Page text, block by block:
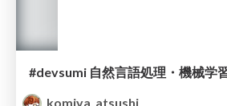
komiya_atsushi